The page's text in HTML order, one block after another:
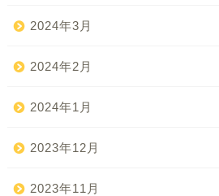
2024年3月
2024年2月
2024年1月
2023年12月
2023年11月